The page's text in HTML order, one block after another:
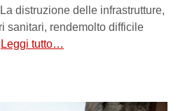
distruzione delle infrastrutture,
sanitari, rendemolto difficile
Leggi tutto…